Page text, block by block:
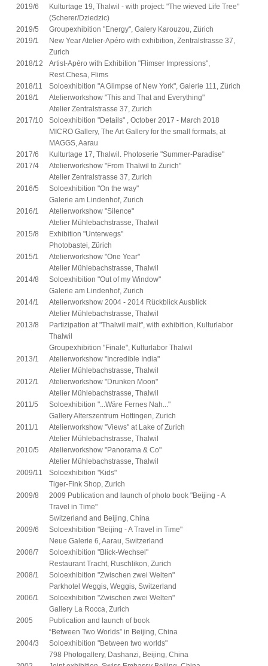
2019/6
Kulturtage 19, Thalwil - with project: "The wieved Life Tree"
(Scherer/Dziedzic)
2019/5
Groupexhibition "Energy", Galery Karouzou, Zürich
2019/1
New Year Atelier-Apéro with exhibition, Zentralstrasse 37,
Zurich
2018/12
Artist-Apéro with Exhibition "Flimser Impressions",
Rest.Chesa, Flims
2018/11
Soloexhibition "A Glimpse of New York", Galerie 111, Zürich
2018/1
Atelierworkshow "This and That and Everything"
Atelier Zentralstrasse 37, Zurich
2017/10
Soloexhibition "Details" , October 2017 - March 2018
MICRO Gallery, The Art Gallery for the small formats, at
MAGGS, Aarau
2017/6
Kulturtage 17, Thalwil. Photoserie "Summer-Paradise"
2017/4
Atelierworkshow "From Thalwil to Zurich"
Atelier Zentralstrasse 37, Zurich
2016/5
Soloexhibition "On the way"
Galerie am Lindenhof, Zurich
2016/1
Atelierworkshow "Silence"
Atelier Mühlebachstrasse, Thalwil
2015/8
Exhibition "Unterwegs"
Photobastei, Zürich
2015/1
Atelierworkshow "One Year"
Atelier Mühlebachstrasse, Thalwil
2014/8
Soloexhibition "Out of my Window"
Galerie am Lindenhof, Zurich
2014/1
Atelierworkshow 2004 - 2014 Rückblick Ausblick
Atelier Mühlebachstrasse, Thalwil
2013/8
Partizipation at "Thalwil malt", with exhibition, Kulturlabor
Thalwil
Groupexhibition "Finale", Kulturlabor Thalwil
2013/1
Atelierworkshow "Incredible India"
Atelier Mühlebachstrasse, Thalwil
2012/1
Atelierworkshow "Drunken Moon"
Atelier Mühlebachstrasse, Thalwil
2011/5
Soloexhibition "...Wäre Fernes Nah..."
Gallery Alterszentrum Hottingen, Zurich
2011/1
Atelierworkshow "Views" at Lake of Zurich
Atelier Mühlebachstrasse, Thalwil
2010/5
Atelierworkshow "Panorama & Co"
Atelier Mühlebachstrasse, Thalwil
2009/11
Soloexhibition "Kids"
Tiger-Fink Shop, Zurich
2009/8
2009 Publication and launch of photo book "Beijing - A
Travel in Time"
Switzerland and Beijing, China
2009/6
Soloexhibition "Beijing - A Travel in Time"
Neue Galerie 6, Aarau, Switzerland
2008/7
Soloexhibition "Blick-Wechsel"
Restaurant Tracht, Ruschlikon, Zurich
2008/1
Soloexhibition "Zwischen zwei Welten"
Parkhotel Weggis, Weggis, Switzerland
2006/1
Soloexhibition "Zwischen zwei Welten"
Gallery La Rocca, Zurich
2005
Publication and launch of book
“Between Two Worlds” in Beijing, China
2004/3
Soloexhibition "Between two worlds"
798 Photogallery, Dashanzi, Beijing, China